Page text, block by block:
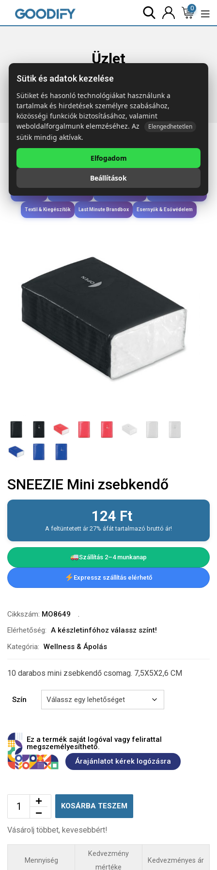
0
Üzlet
Főoldal Termékek Wellness & Ápolás
zsebkendő
Étkezés & Ivás
Wellness & Ápolás
Textil & Kiegészítők Last Minute Brandbox Esernyők & Esővédelem
SNEEZIE Mini zsebkendő
124 Ft
A feltüntetett ár 27% áfát tartalmazó bruttó ár!
Szállítás 2–4 munkanap
Expressz szállítás elérhető
Cikkszám: MO8649
Elérhetőség: A készletinfóhoz válassz színt!
Kategória: Wellness & Ápolás
10 darabos mini zsebkendő csomag. 7,5X5X2,6 CM
Szín
Ez a termék saját logóval vagy felirattal
megszemélyesíthető.
Árajánlatot kérek logózásra
KOSÁRBA TESZEM
Vásárolj többet, kevesebbért!
Mennyiség
Kedvezmény
mértéke
Kedvezményes ár
Sütik és adatok kezelése
Sütiket és hasonló technológiákat használunk a
tartalmak és hirdetések személyre szabásához,
közösségi funkciók biztosításához, valamint
weboldalforgalmunk elemzéséhez. Az
Elengedhetetlen
sütik mindig aktívak.
Elfogadom
Beállítások